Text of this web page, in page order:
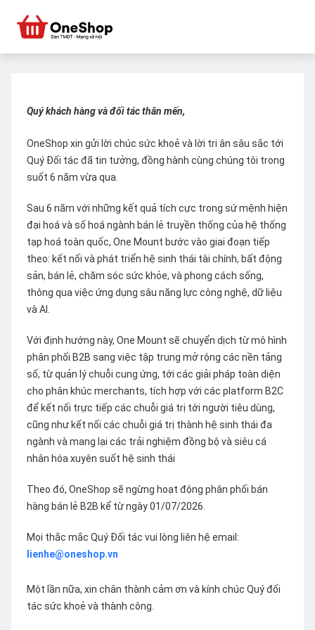
Quý khách hàng và đối tác thân mến,
OneShop xin gửi lời chúc sức khoẻ và lời tri ân sâu sắc tới
Quý Đối tác đã tin tưởng, đồng hành cùng chúng tôi trong
suốt 6 năm vừa qua.
Sau 6 năm với những kết quả tích cực trong sứ mệnh hiện
đại hoá và số hoá ngành bán lẻ truyền thống của hệ thống
tạp hoá toàn quốc, One Mount bước vào giai đoạn tiếp
theo: kết nối và phát triển hệ sinh thái tài chính, bất động
sản, bán lẻ, chăm sóc sức khỏe, và phong cách sống,
thông qua việc ứng dụng sâu năng lực công nghệ, dữ liệu
và AI.
Với định hướng này, One Mount sẽ chuyển dịch từ mô hình
phân phối B2B sang việc tập trung mở rộng các nền tảng
số, từ quản lý chuỗi cung ứng, tới các giải pháp toàn diện
cho phân khúc merchants, tích hợp với các platform B2C
để kết nối trực tiếp các chuỗi giá trị tới người tiêu dùng,
cũng như kết nối các chuỗi giá trị thành hệ sinh thái đa
ngành và mang lại các trải nghiệm đồng bộ và siêu cá
nhân hóa xuyên suốt hệ sinh thái
Theo đó, OneShop sẽ ngừng hoạt động phân phối bán
hàng bán lẻ B2B kể từ ngày 01/07/2026.
Mọi thắc mắc Quý Đối tác vui lòng liên hệ email:
lienhe@oneshop.vn
Một lần nữa, xin chân thành cảm ơn và kính chúc Quý đối
tác sức khoẻ và thành công.